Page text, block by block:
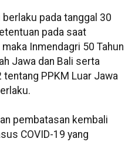
pada tanggal 30
pada saat
Inmendagri 50 Tahun
Jawa dan Bali serta
tentang PPKM Luar Jawa
pembatasan kembali
COVID-19 yang